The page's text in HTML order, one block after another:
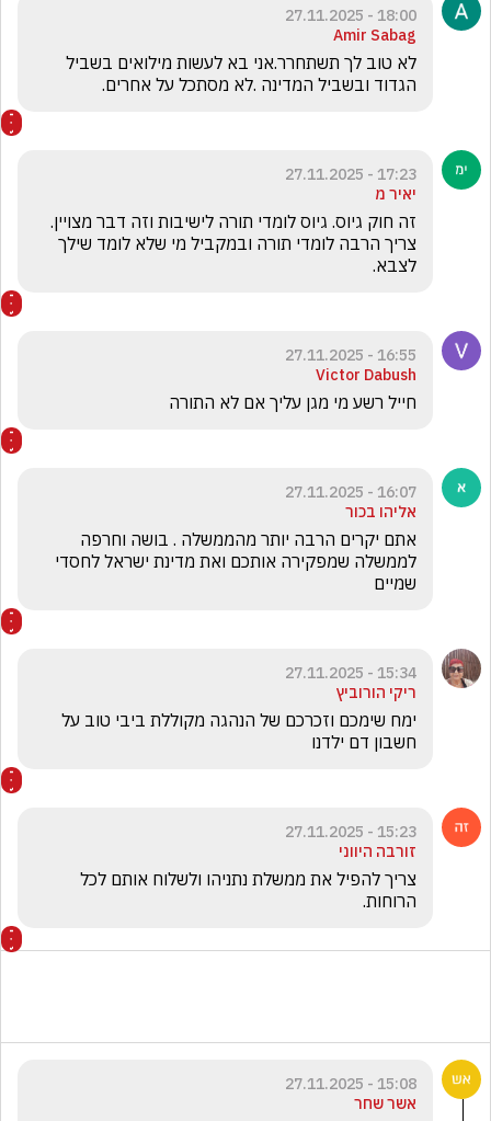
18:00 - 27.11.2025
Amir Sabag
הגדוד ובשביל המדינה .לא מסתכל על אחרים.
17:23 - 27.11.2025
יאיר מ
לצבא.
16:55 - 27.11.2025
Victor Dabush
חייל רשע מי מגן עליך אם לא התורה
16:07 - 27.11.2025
אליהו בכור
שמיים
15:34 - 27.11.2025
ריקי הורוביץ
חשבון דם ילדנו
15:23 - 27.11.2025
זורבה היווני
הרוחות.
15:08 - 27.11.2025
אשר שחר